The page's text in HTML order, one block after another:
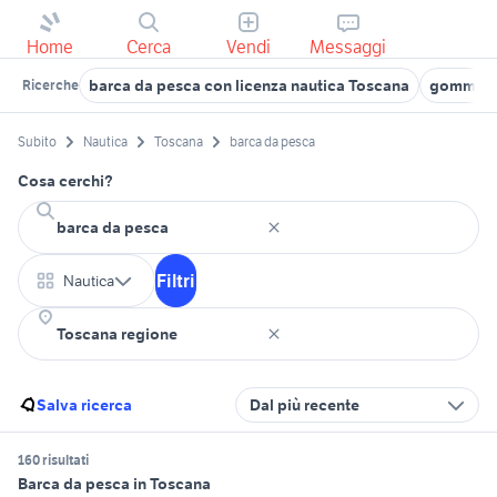
Home Cerca Vendi Messaggi
Ricerche barca da pesca con licenza nautica Toscana
Subito Nautica Toscana barca da pesca
Cosa cerchi?
Nautica Filtri
Salva ricerca Dal più recente
160 risultati
Barca da pesca in Toscana